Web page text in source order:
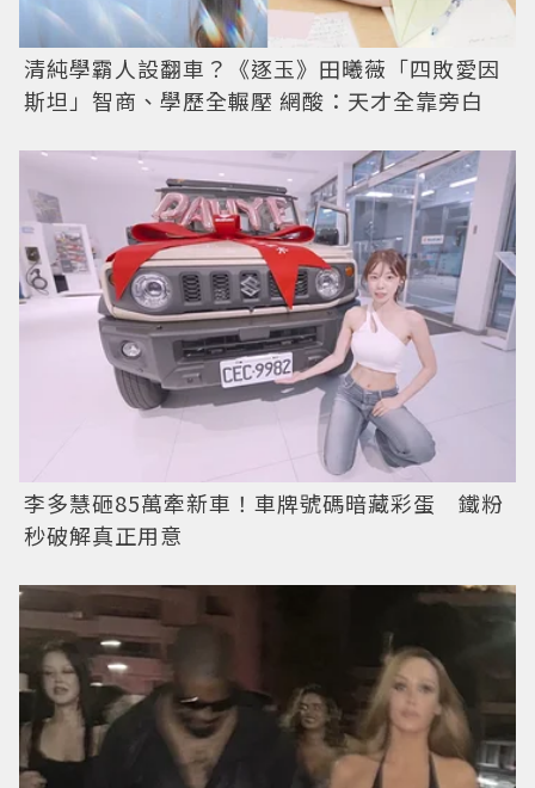
清純學霸人設翻車？《逐玉》田曦薇「四敗愛因
斯坦」智商、學歷全輾壓 網酸：天才全靠旁白
李多慧砸85萬牽新車！車牌號碼暗藏彩蛋 鐵粉
秒破解真正用意